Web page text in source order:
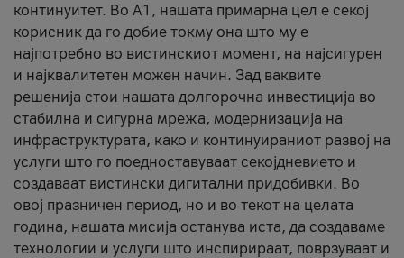
континуитет. Во А1, нашата примарна цел е секој
корисник да го добие токму она што му е
најпотребно во вистинскиот момент, на најсигурен
и најквалитетен можен начин. Зад ваквите
решенија стои нашата долгорочна инвестиција во
стабилна и сигурна мрежа, модернизација на
инфраструктурата, како и континуираниот развој на
услуги што го поедноставуваат секојдневието и
создаваат вистински дигитални придобивки. Во
овој празничен период, но и во текот на целата
година, нашата мисија останува иста, да создаваме
технологии и услуги што инспирираат, поврзуваат и